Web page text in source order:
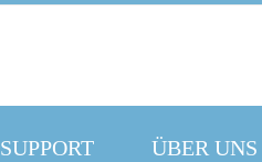
SUPPORT ÜBER UNS